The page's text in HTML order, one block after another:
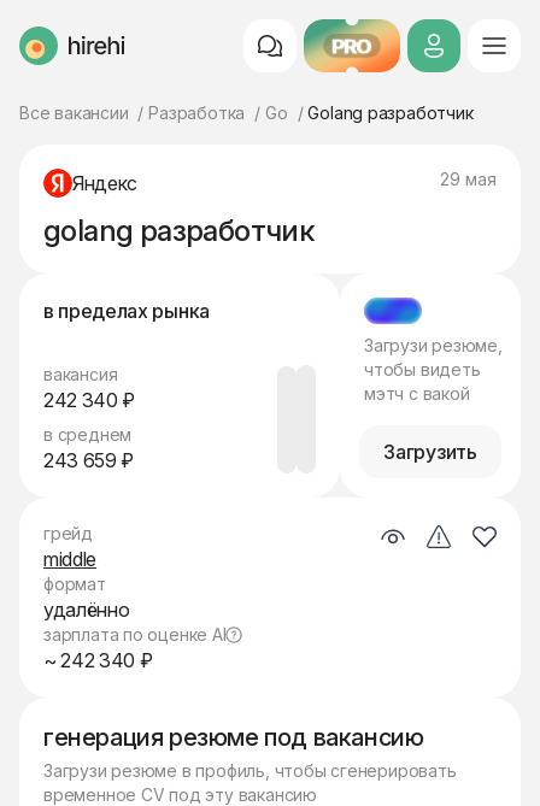
HireHi PRO
Все вакансии Разработка Go Golang разработчик
Яндекс 29 мая
golang разработчик
в пределах рынка
вакансия
242 340 ₽
в среднем
243 659 ₽
МЭТЧ
Загрузи резюме,
чтобы видеть
мэтч с вакой
Загрузить
генерация резюме под вакансию
Загрузи резюме в профиль, чтобы сгенерировать
временное CV под эту вакансию
грейд
middle
формат
удалённо
зарплата по оценке AI
~ 242 340 ₽